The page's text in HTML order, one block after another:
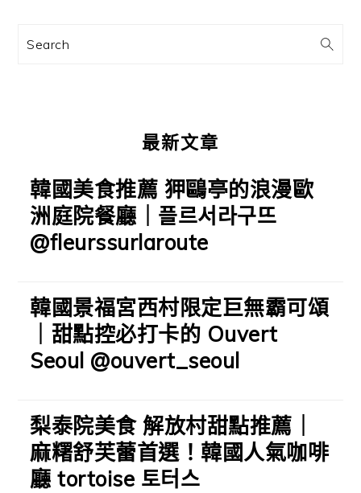
訊
Search
最新文章
韓國美食推薦 狎鷗亭的浪漫歐
洲庭院餐廳｜플르서라구뜨
@fleurssurlaroute
韓國景福宮西村限定巨無霸可頌
｜甜點控必打卡的 Ouvert
Seoul @ouvert_seoul
梨泰院美食 解放村甜點推薦｜
麻糬舒芙蕾首選！韓國人氣咖啡
廳 tortoise 토터스